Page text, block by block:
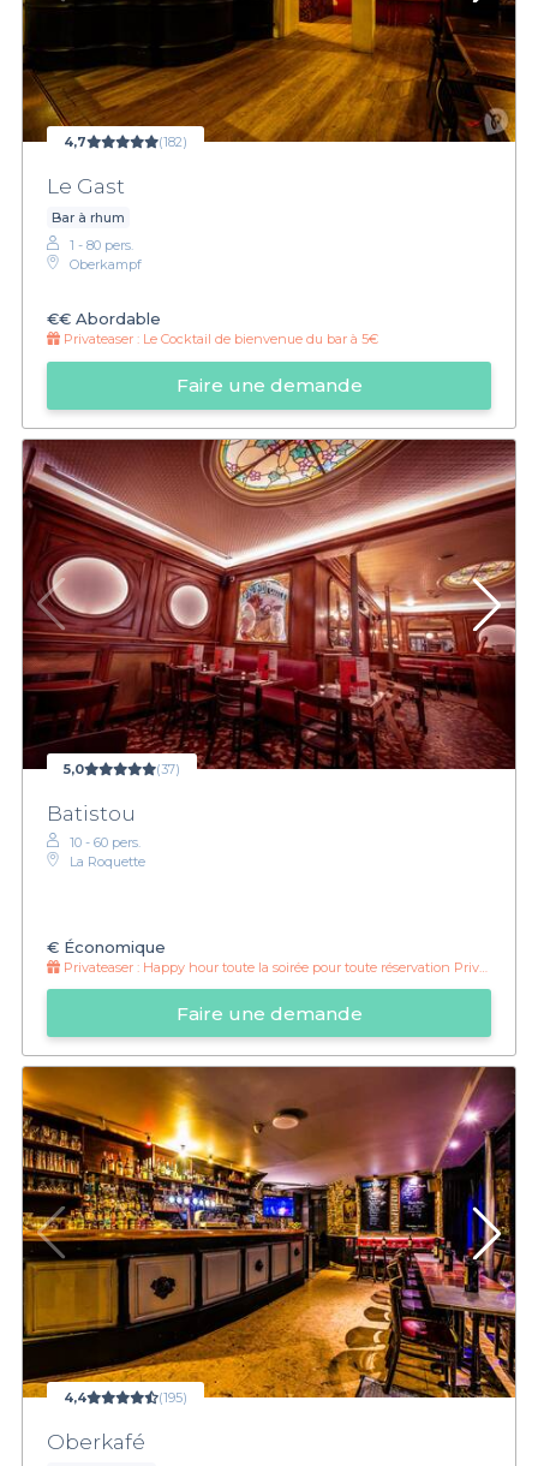
4,7 (182)
Le Gast
Bar à rhum
1 - 80 pers.
Oberkampf
€€ Abordable
Privateaser : Le Cocktail de bienvenue du bar à 5€
Faire une demande
5,0 (37)
Batistou
10 - 60 pers.
La Roquette
€ Économique
Privateaser : Happy hour toute la soirée pour toute réservation Privateaser
Faire une demande
4,4 (195)
Oberkafé